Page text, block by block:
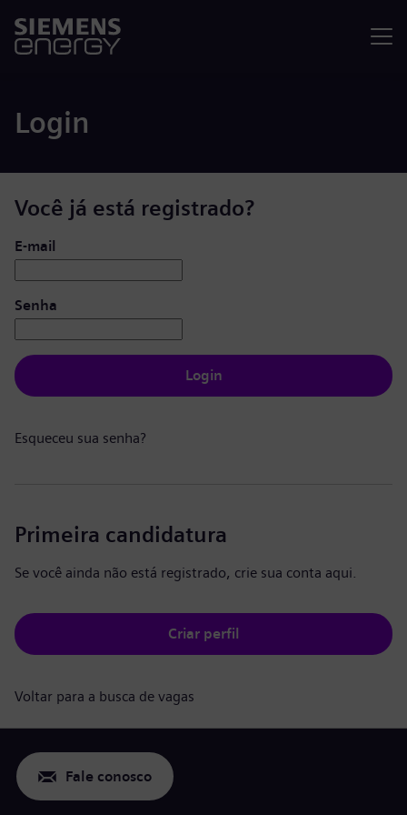
Login
Você já está registrado?
Login: usuário e senha
E-mail
Senha
Login
Esqueceu sua senha?
Primeira candidatura
Se você ainda não está registrado, crie sua conta aqui.
Criar perfil
Voltar para a busca de vagas
Fale conosco